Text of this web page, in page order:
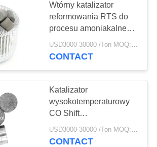
34 Zeolit
17
Wtórny katalizator
reformowania RTS do
procesu amoniakalnego
Katalizator
reformowania na bazie
CONTACT
Katalizator
wysokotemperaturowy
CO Shift
Ciemnobrązowy cylinder
Certyfikat ISO9001
USD3000-30000 /Ton MOQ:1 kg
CONTACT